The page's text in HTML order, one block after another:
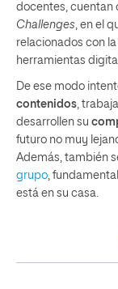
docentes, cuentan
Challenges, en el
relacionados con
herramientas
De ese modo
contenidos,
desarrollen su
futuro no muy
Además, también
grupo,
está en su casa.